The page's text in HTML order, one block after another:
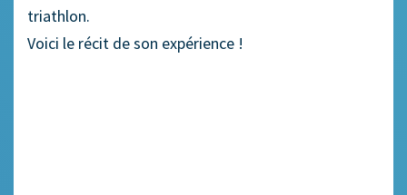
triathlon.
Voici le récit de son expérience !